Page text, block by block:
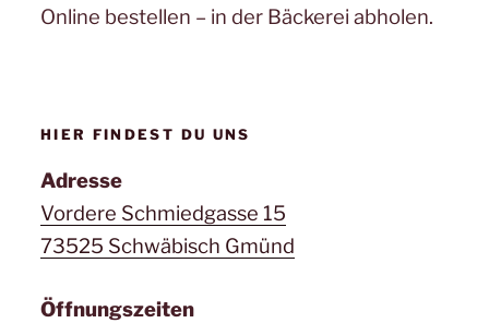
Online bestellen – in der Bäckerei abholen.
HIER FINDEST DU UNS
Adresse
Vordere Schmiedgasse 15
73525 Schwäbisch Gmünd
Öffnungszeiten